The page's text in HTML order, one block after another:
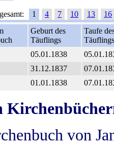
1 4 7 10 13
16
Geburt des
Täuflings
Taufe
Täuflings
05.01.1838
31.12.1837
01.01.1838
von